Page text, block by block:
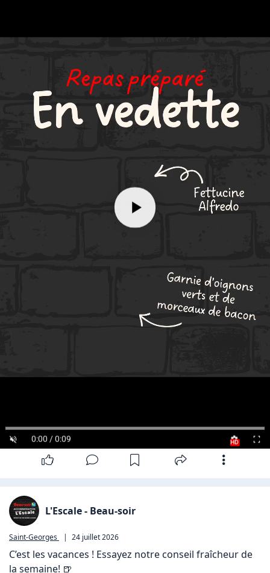
0:00 / 0:09 HD
L'Escale - Beau-soir
Saint-Georges | 24 juillet 2026
C’est les vacances ! Essayez notre conseil fraîcheur de
la semaine! 🍺